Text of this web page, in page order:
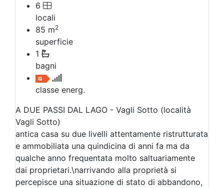
6
locali
85 m2
superficie
1
bagni
classe energ.
A DUE PASSI DAL LAGO - Vagli Sotto (località
Vagli Sotto)
antica casa su due livelli attentamente ristrutturata
e ammobiliata una quindicina di anni fa ma da
qualche anno frequentata molto saltuariamente
dai proprietari.\narrivando alla proprietà si
percepisce una situazione di stato di abbandono,